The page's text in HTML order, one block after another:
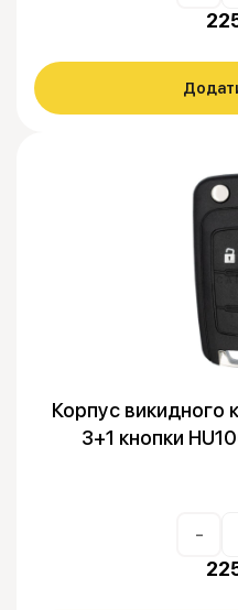
Корпус викидного
3+1 кнопки
-